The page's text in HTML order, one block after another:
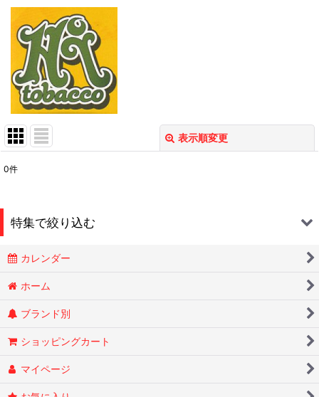
表示順変更
0件
特集で絞り込む
ESSENZE
カレンダー
ホーム
ブランド別
ショッピングカート
マイページ